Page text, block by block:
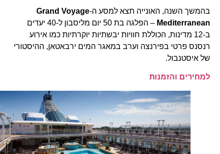
בהמשך השנה, האונייה תצא למסע ה-Grand Voyage
Mediterranean
– הפלגה בת 50 יום מליסבון ל-40 יעדים
ב-12 מדינות, הכוללת חוויות יבשתיות יוקרתיות כמו אירוע
רנסנס פרטי בפירנצה וערב במאגר המים ירבאטאן, ההיסטורי
של איסטנבול.
למחירים והזמנות